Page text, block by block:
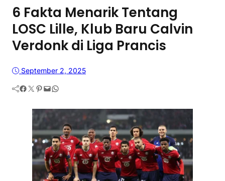
6 Fakta Menarik Tentang
LOSC Lille, Klub Baru Calvin
Verdonk di Liga Prancis
September 2, 2025
Facebook Twitter Pinterest Mail WhatsApp